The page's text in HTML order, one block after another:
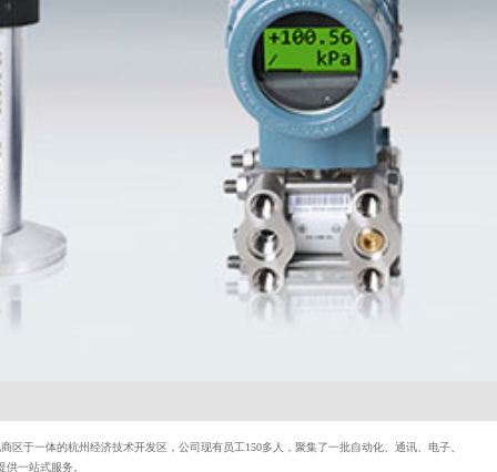
于一体的杭州经济技术开发区，公司现有员工150多人，聚集了一批自动化、通讯、电子、
一站式服务。